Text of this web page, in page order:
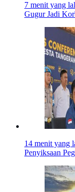
7 menit yang
Gugur Jadi
14 menit yang
Penyiksaan